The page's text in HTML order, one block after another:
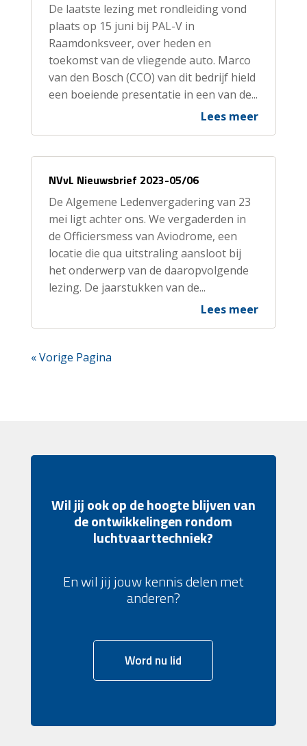
De laatste lezing met rondleiding vond
plaats op 15 juni bij PAL-V in
Raamdonksveer, over heden en
toekomst van de vliegende auto. Marco
van den Bosch (CCO) van dit bedrijf hield
een boeiende presentatie in een van de...
Lees meer
NVvL Nieuwsbrief 2023-05/06
De Algemene Ledenvergadering van 23
mei ligt achter ons. We vergaderden in
de Officiersmess van Aviodrome, een
locatie die qua uitstraling aansloot bij
het onderwerp van de daaropvolgende
lezing. De jaarstukken van de...
Lees meer
« Vorige Pagina
Wil jij ook op de hoogte blijven van
de ontwikkelingen rondom
luchtvaarttechniek?
En wil jij jouw kennis delen met
anderen?
Word nu lid